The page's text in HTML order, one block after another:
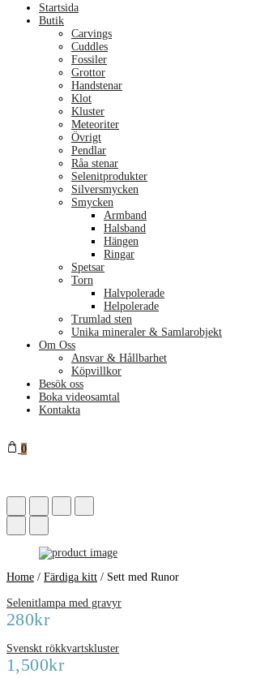
Menu
Startsida
Butik
Carvings
Cuddles
Fossiler
Grottor
Handstenar
Klot
Kluster
Meteoriter
Övrigt
Pendlar
Råa stenar
Selenitprodukter
Silversmycken
Smycken
Armband
Halsband
Hängen
Ringar
Spetsar
Torn
Halvpolerade
Helpolerade
Trumlad sten
Unika mineraler & Samlarobjekt
Om Oss
Ansvar & Hållbarhet
Köpvillkor
Besök oss
Boka videosamtal
Kontakta
0
Home / Färdiga kitt / Sett med Runor
Selenitlampa med gravyr
280kr
Svenskt rökkvartskluster
1,500kr